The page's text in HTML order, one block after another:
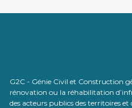
G2C - Génie Civil et Construction
rénovation ou la réhabilitation
des acteurs publics des territoires